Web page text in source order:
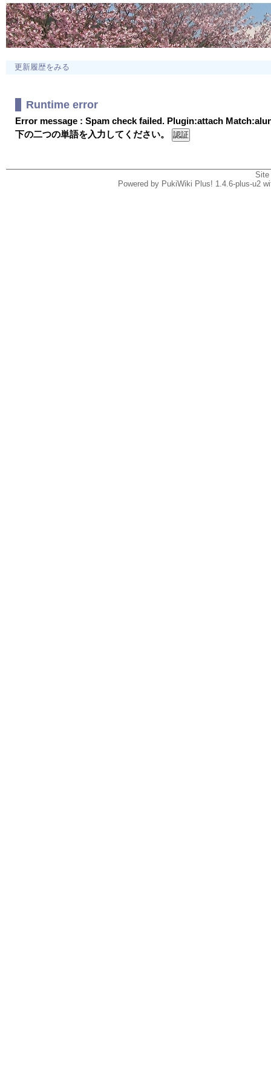
更新履歴をみる
Runtime error
Error message : Spam check failed. Plugin:attach
下の二つの単語を入力してください。
Powered by PukiWiki Plus! 1.4.6-plus-u2